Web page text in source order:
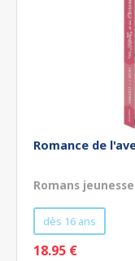
Romance de
Romans jeunesse
dès 16 ans
18.95 €